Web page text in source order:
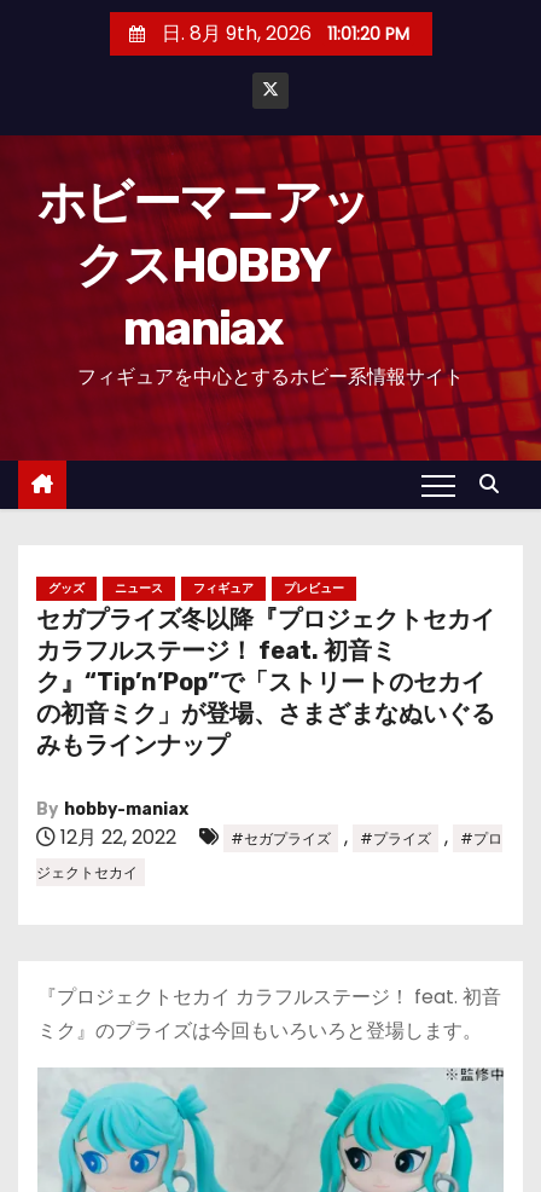
日. 8月 9th, 2026 11:01:21 PM
ホビーマニアッ
クスHOBBY
maniax
フィギュアを中心とするホビー系情報サイト
グッズ ニュース フィギュア プレビュー
セガプライズ冬以降『プロジェクトセカイ
カラフルステージ！ feat. 初音ミ
ク』“Tip’n’Pop”で「ストリートのセカイ
の初音ミク」が登場、さまざまなぬいぐる
みもラインナップ
By hobby-maniax
12月 22, 2022 #セガプライズ , #プライズ ,
#プロ
ジェクトセカイ
『プロジェクトセカイ カラフルステージ！ feat. 初音
ミク』のプライズは今回もいろいろと登場します。